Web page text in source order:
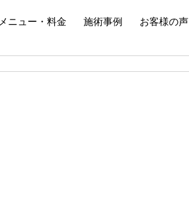
メニュー・料金 施術事例 お客様の声